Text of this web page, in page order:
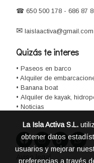
☎ 650 500 178 - 686 87
✉ laislaactiva@gmail.com
Quizás te interes
• Paseos en barco
• Alquiler de
• Banana boat
• Alquiler de kayak,
• Noticias
Aviso legal
La Isla Activa S.L.
obtener datos
usuarios y mejorar
preferencias a través